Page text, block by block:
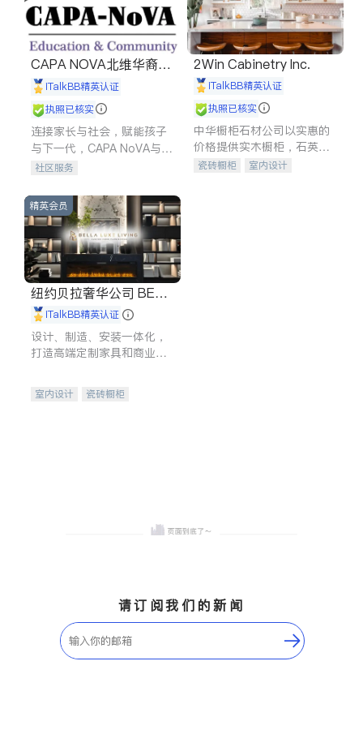
CAPA NOVA北维华裔家
长会iTalkBB精英认证
执照已核实
连接家长与社会，赋能孩子
与下一代，CAPA NoVA与您
携手建设包容、公平、充满
社区服务
2Win Cabinetry Inc.
iTalkBB精英认证
执照已核实
中华橱柜石材公司以实惠的
价格提供实木橱柜，石英石
台面，多种优质不锈钢水
瓷砖橱柜
室内设计
精英会员
纽约贝拉奢华公司 BELL
A LUXE
iTalkBB精英认证
设计、制造、安装一体化，
打造高端定制家具和商业空
室内设计
瓷砖橱柜
请订阅我们的新闻